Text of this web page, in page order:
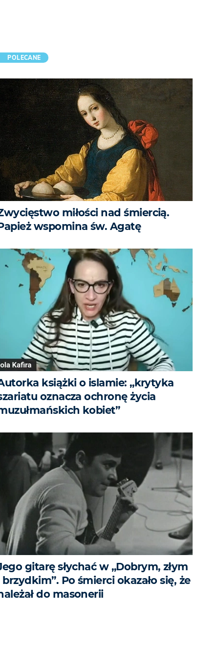
POLECANE
miłości nad śmiercią.
wspomina św. Agatę
książki o islamie: „krytyka
oznacza ochronę życia
kobiet”
gitarę słychać w „Dobrym, złym
brzydkim”. Po śmierci okazało się, że
do masonerii